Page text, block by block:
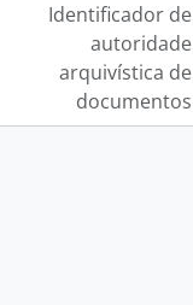
Identificador de
autoridade
arquivística de
documentos